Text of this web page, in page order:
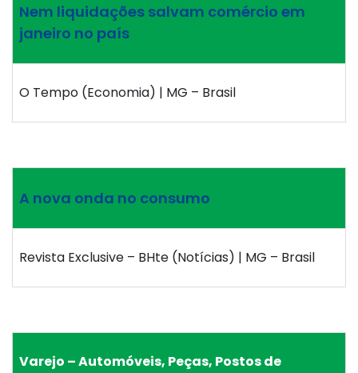
Nem liquidações salvam comércio em
janeiro no país
O Tempo (Economia) | MG – Brasil
A nova onda no consumo
Revista Exclusive – BHte (Notícias) | MG – Brasil
Varejo – Automóveis, Peças, Postos de